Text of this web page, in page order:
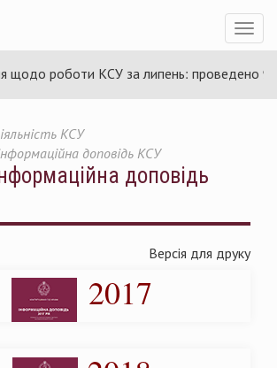
Toggle
щодо роботи КСУ за липень: проведено 94
КСУ
доповідь КСУ
доповідь
Версія для друку
2017